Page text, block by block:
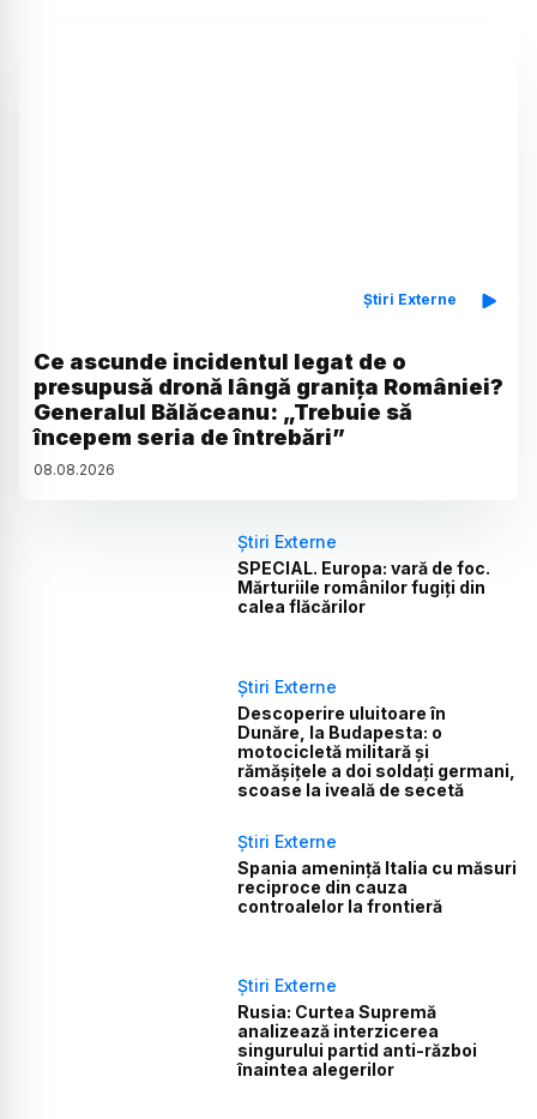
Știri Externe
Ce ascunde incidentul legat de o
presupusă dronă lângă granița României?
Generalul Bălăceanu: „Trebuie să
începem seria de întrebări”
08.08.2026
Știri Externe
SPECIAL. Europa: vară de foc.
Mărturiile românilor fugiți din
calea flăcărilor
Știri Externe
Descoperire uluitoare în
Dunăre, la Budapesta: o
motocicletă militară și
rămășițele a doi soldați germani,
scoase la iveală de secetă
Știri Externe
Spania amenință Italia cu măsuri
reciproce din cauza
controalelor la frontieră
Știri Externe
Rusia: Curtea Supremă
analizează interzicerea
singurului partid anti-război
înaintea alegerilor